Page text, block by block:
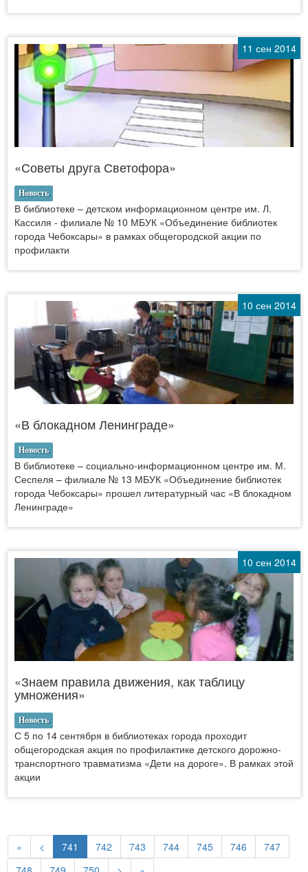
11 сен 2014
«Советы друга Светофора»
Новость
В библиотеке – детском информационном центре им. Л.
Кассиля - филиале № 10 МБУК «Объединение библиотек
города Чебоксары» в рамках общегородской акции по
профилакти
10 сен 2014
«В блокадном Ленинграде»
Новость
В библиотеке – социально-информационном центре им. М.
Сеспеля – филиале № 13 МБУК «Объединение библиотек
города Чебоксары» прошел литературный час «В блокадном
Ленинграде»
10 сен 2014
«Знаем правила движения, как таблицу
умножения»
Новость
С 5 по 14 сентября в библиотеках города проходит
общегородская акция по профилактике детского дорожно-
транспортного травматизма «Дети на дороге». В рамках этой
акции
« < 741 742 743 744 745 746
747